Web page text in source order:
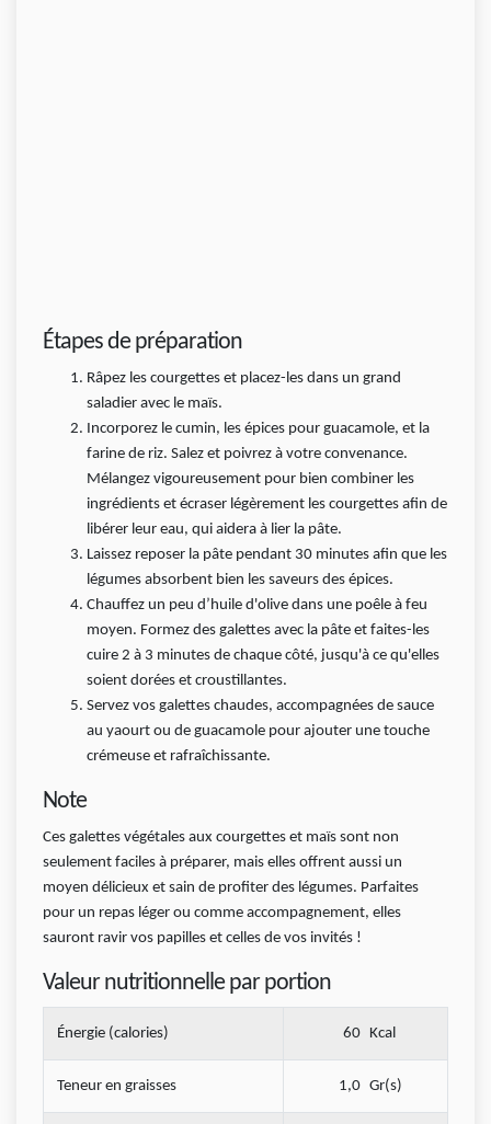
Étapes de préparation
Râpez les courgettes et placez-les dans un grand
saladier avec le maïs.
Incorporez le cumin, les épices pour guacamole, et la
farine de riz. Salez et poivrez à votre convenance.
Mélangez vigoureusement pour bien combiner les
ingrédients et écraser légèrement les courgettes afin de
libérer leur eau, qui aidera à lier la pâte.
Laissez reposer la pâte pendant 30 minutes afin que les
légumes absorbent bien les saveurs des épices.
Chauffez un peu d’huile d'olive dans une poêle à feu
moyen. Formez des galettes avec la pâte et faites-les
cuire 2 à 3 minutes de chaque côté, jusqu'à ce qu'elles
soient dorées et croustillantes.
Servez vos galettes chaudes, accompagnées de sauce
au yaourt ou de guacamole pour ajouter une touche
crémeuse et rafraîchissante.
Note
Ces galettes végétales aux courgettes et maïs sont non
seulement faciles à préparer, mais elles offrent aussi un
moyen délicieux et sain de profiter des légumes. Parfaites
pour un repas léger ou comme accompagnement, elles
sauront ravir vos papilles et celles de vos invités !
Valeur nutritionnelle par portion
Énergie (calories) 60 Kcal
Teneur en graisses 1,0 Gr(s)